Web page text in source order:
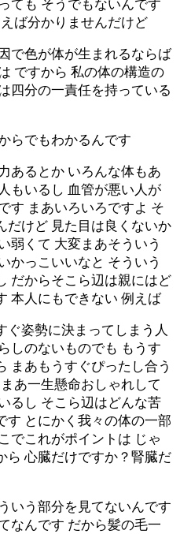
ても そうでもないんです
ば分かりませんだけど
で色が体が生まれるならば
ですから 私の体の構造の
四分の一責任を持っている
らでもわかるんです
あるとか いろんな体もあ
もいるし 血管が悪い人が
す まあいろいろですよ そ
だけど 見た目は良くないか
弱くて 大変まあそういう
かっこいいなと そういう
だからそこら辺は親にはど
本人にもできない 例えば
ぐ姿勢に決まってしまう人
しのないものでも もうす
まあもうすぐぴったし合う
あ一生懸命おしゃれして
るし そこら辺はどんな苦
す とにかく我々の体の一部
でこれがポイントは じゃ
ら 心臓だけですか？腎臓だ
いう部分を見てないんです
なんです だから髪の毛一